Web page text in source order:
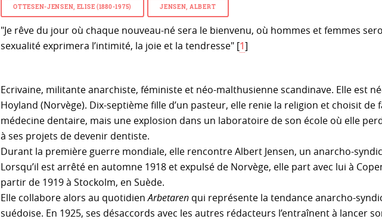
OTTESEN-JENSEN, ELISE (1880-1975) JENSEN, ALBERT
"Je rêve du jour où chaque nouveau-né sera le bienvenu, où hommes et femmes
sexualité exprimera l’intimité, la joie et la tendresse"[1]
Ecrivaine, militante anarchiste, féministe et néo-malthusienne scandinave. Elle est
Hoyland (Norvège). Dix-septième fille d’un pasteur, elle renie la religion et choisit de
médecine dentaire, mais une explosion dans un laboratoire de son école où elle
à ses projets de devenir dentiste.
Durant la première guerre mondiale, elle rencontre Albert Jensen, un anarcho-
Lorsqu’il est arrêté en automne 1918 et expulsé de Norvège, elle part avec lui à
partir de 1919 à Stockolm, en Suède.
Elle collabore alors au quotidienArbetarenqui représente la tendance anarcho-
suédoise. En 1925, ses désaccords avec les autres rédacteurs l’entraînent à lancer